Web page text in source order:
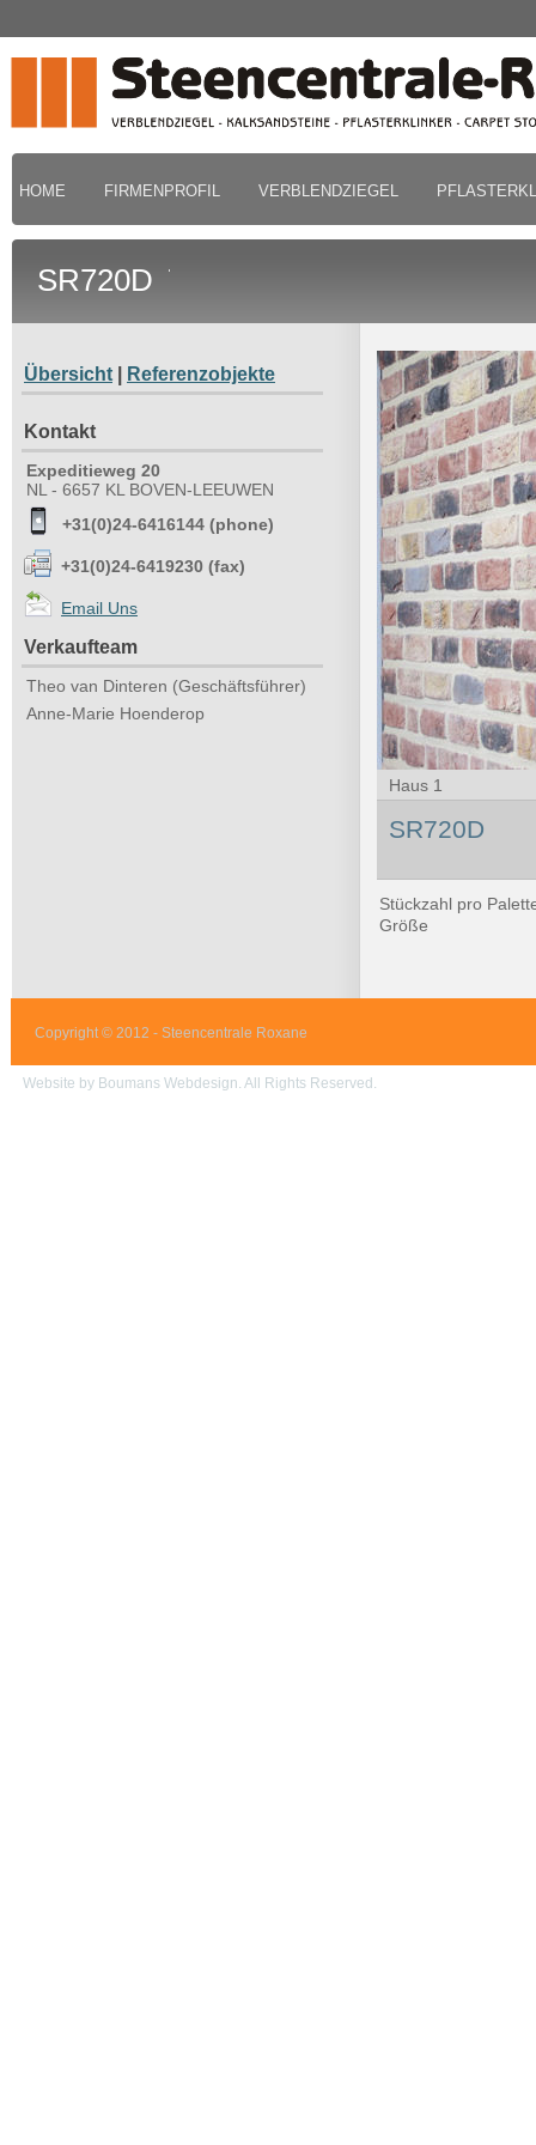
HOME FIRMENPROFIL VERBLENDZIEGEL
SR720D
Übersicht Referenzobjekte
Kontakt
Expeditieweg 20
NL - 6657 KL BOVEN-LEEUWEN
+31(0)24-6416144 (phone)
+31(0)24-6419230 (fax)
Email Uns
Verkaufteam
Theo van Dinteren (Geschäftsführer)
Anne-Marie Hoenderop
Haus 1
SR720D
Stückzahl pro
Größe
Copyright © 2012 - Steencentrale Roxane
Website by Boumans Webdesign. All Rights Reserved.